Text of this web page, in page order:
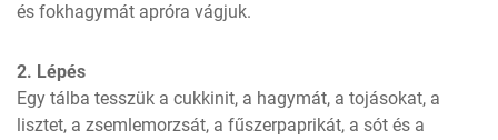
és fokhagymát apróra vágjuk.
2. Lépés
Egy tálba tesszük a cukkinit, a hagymát, a tojásokat, a
lisztet, a zsemlemorzsát, a fűszerpaprikát, a sót és a